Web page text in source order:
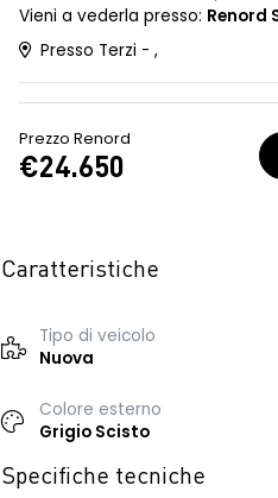
Vieni a vederla presso: Renord
Presso Terzi - ,
Prezzo Renord
€24.650
Caratteristiche
Tipo di veicolo
Nuova
Colore esterno
Grigio Scisto
Specifiche tecniche